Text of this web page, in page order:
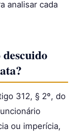
analisar cada
312, § 2º, do
ou imperícia,